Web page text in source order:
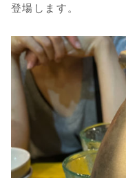
登場します。